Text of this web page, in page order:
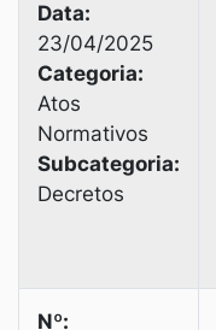
Data:
23/04/2025
Categoria:
Atos
Normativos
Subcategoria:
Decretos
Nº: